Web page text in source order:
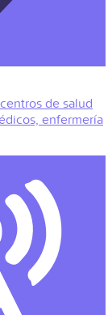
de salud
enfermería